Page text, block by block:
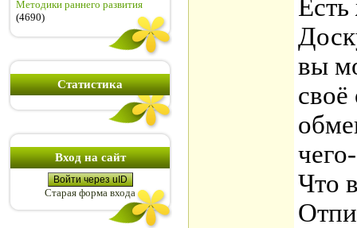
Методики раннего развития
(4690)
Статистика
Вход на сайт
Войти через uID
Старая форма входа
вы
своё
Что